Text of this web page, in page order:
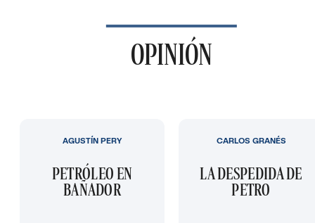
OPINIÓN
PETRÓLEO EN
BAÑADOR
AGUSTÍN PERY
LA DESPEDIDA DE
PETRO
CARLOS GRANÉS